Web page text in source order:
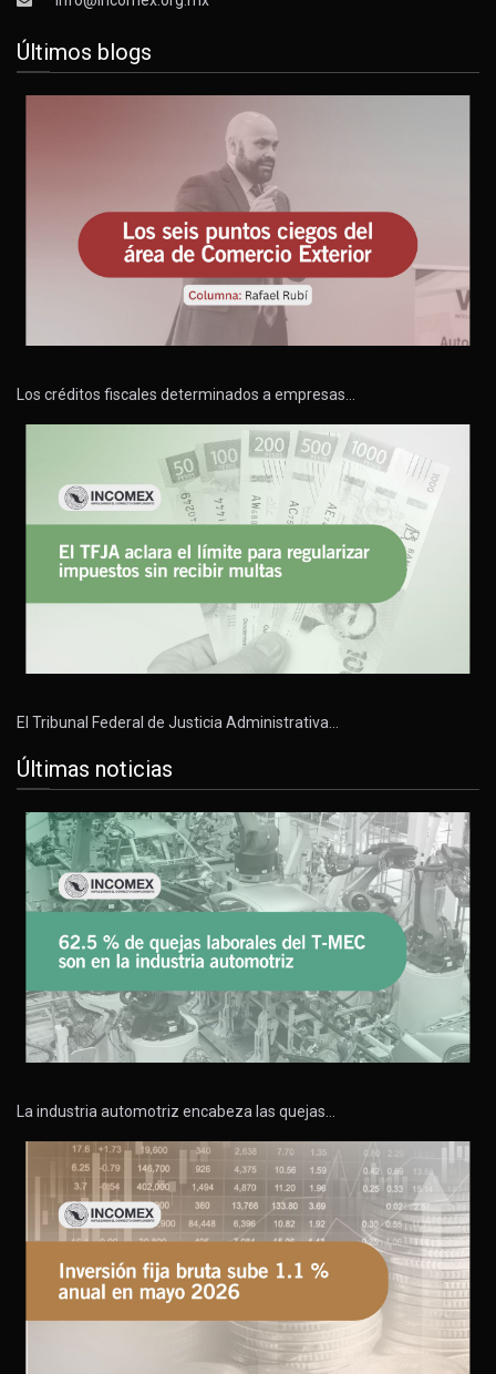
Últimos blogs
Los créditos fiscales determinados a empresas…
El Tribunal Federal de Justicia Administrativa…
Últimas noticias
La industria automotriz encabeza las quejas…